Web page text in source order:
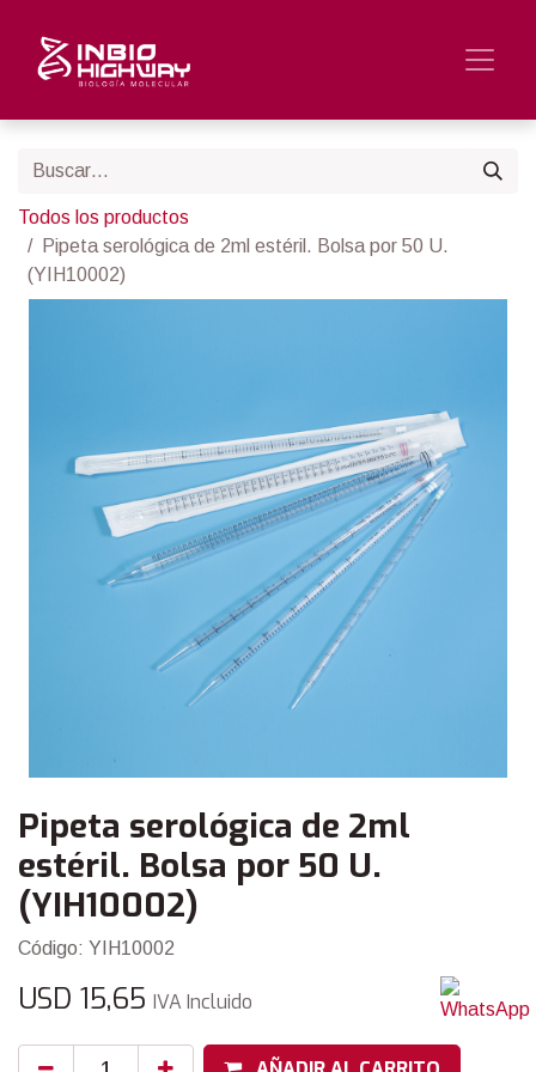
Todos los productos
Pipeta serológica de 2ml estéril. Bolsa por 50 U.
(YIH10002)
Pipeta serológica de 2ml
estéril. Bolsa por 50 U.
(YIH10002)
Código: YIH10002
USD 15,65 IVA Incluido